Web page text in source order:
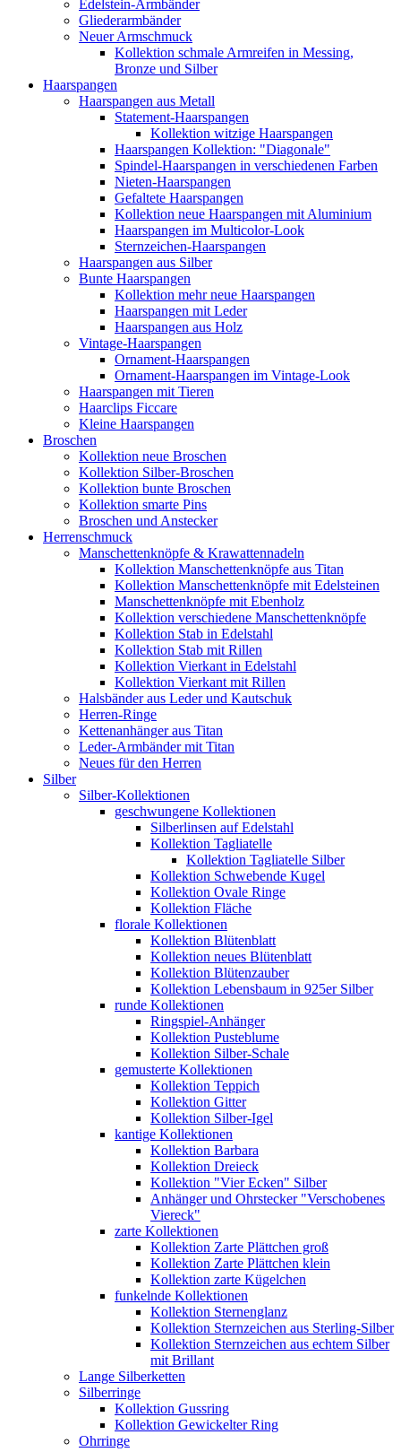
Edelstein-Armbänder
Gliederarmbänder
Neuer Armschmuck
Kollektion schmale Armreifen in Messing,
Bronze und Silber
Haarspangen
Haarspangen aus Metall
Statement-Haarspangen
Kollektion witzige Haarspangen
Haarspangen Kollektion: "Diagonale"
Spindel-Haarspangen in verschiedenen Farben
Nieten-Haarspangen
Gefaltete Haarspangen
Kollektion neue Haarspangen mit Aluminium
Haarspangen im Multicolor-Look
Sternzeichen-Haarspangen
Haarspangen aus Silber
Bunte Haarspangen
Kollektion mehr neue Haarspangen
Haarspangen mit Leder
Haarspangen aus Holz
Vintage-Haarspangen
Ornament-Haarspangen
Ornament-Haarspangen im Vintage-Look
Haarspangen mit Tieren
Haarclips Ficcare
Kleine Haarspangen
Broschen
Kollektion neue Broschen
Kollektion Silber-Broschen
Kollektion bunte Broschen
Kollektion smarte Pins
Broschen und Anstecker
Herrenschmuck
Manschettenknöpfe & Krawattennadeln
Kollektion Manschettenknöpfe aus Titan
Kollektion Manschettenknöpfe mit Edelsteinen
Manschettenknöpfe mit Ebenholz
Kollektion verschiedene Manschettenknöpfe
Kollektion Stab in Edelstahl
Kollektion Stab mit Rillen
Kollektion Vierkant in Edelstahl
Kollektion Vierkant mit Rillen
Halsbänder aus Leder und Kautschuk
Herren-Ringe
Kettenanhänger aus Titan
Leder-Armbänder mit Titan
Neues für den Herren
Silber
Silber-Kollektionen
geschwungene Kollektionen
Silberlinsen auf Edelstahl
Kollektion Tagliatelle
Kollektion Tagliatelle Silber
Kollektion Schwebende Kugel
Kollektion Ovale Ringe
Kollektion Fläche
florale Kollektionen
Kollektion Blütenblatt
Kollektion neues Blütenblatt
Kollektion Blütenzauber
Kollektion Lebensbaum in 925er Silber
runde Kollektionen
Ringspiel-Anhänger
Kollektion Pusteblume
Kollektion Silber-Schale
gemusterte Kollektionen
Kollektion Teppich
Kollektion Gitter
Kollektion Silber-Igel
kantige Kollektionen
Kollektion Barbara
Kollektion Dreieck
Kollektion "Vier Ecken" Silber
Anhänger und Ohrstecker "Verschobenes
Viereck"
zarte Kollektionen
Kollektion Zarte Plättchen groß
Kollektion Zarte Plättchen klein
Kollektion zarte Kügelchen
funkelnde Kollektionen
Kollektion Sternenglanz
Kollektion Sternzeichen aus Sterling-Silber
Kollektion Sternzeichen aus echtem Silber
mit Brillant
Lange Silberketten
Silberringe
Kollektion Gussring
Kollektion Gewickelter Ring
Ohrringe